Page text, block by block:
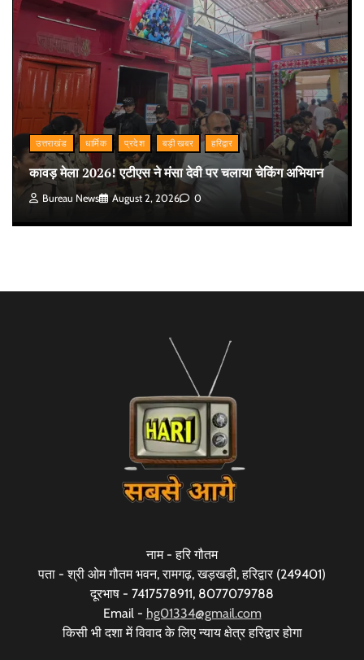
उत्तराखंड धार्मिक प्रदेश बड़ी खबर हरिद्वार
कावड़ मेला 2026! एटीएस ने मंसा देवी पर चलाया चेकिंग अभियान
Bureau News August 2, 2026 0
नाम - हरि गौतम
पता - श्री ओम गौतम भवन, रामगढ़, खड़खड़ी, हरिद्वार (249401)
दूरभाष - 7417578911, 8077079788
Email - hg01334@gmail.com
किसी भी दशा में विवाद के लिए न्याय क्षेत्र हरिद्वार होगा